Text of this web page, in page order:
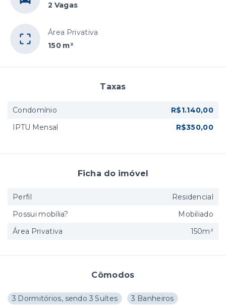
2 Vagas
Área Privativa
150 m²
Cômodos
3 Dormitórios, sendo 3 Suítes
3 Banheiros
Taxas
Condomínio
R$1.140,00
IPTU Mensal
R$350,00
Ficha do imóvel
Perfil
Residencial
Possui mobília?
Mobiliado
Área Privativa
150m²